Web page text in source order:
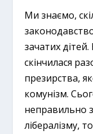
Ми знаємо,
зачатих
скінчилася
презирства,
комунізм.
неправильно
лібералізму,